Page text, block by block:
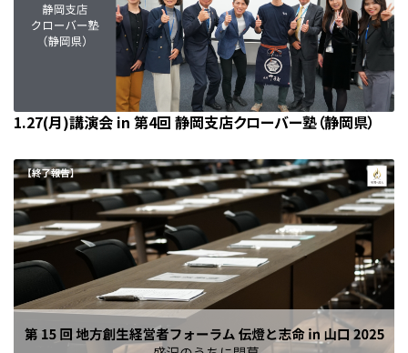
1.27(月)講演会 in 第4回 静岡支店クローバー塾（静岡県）